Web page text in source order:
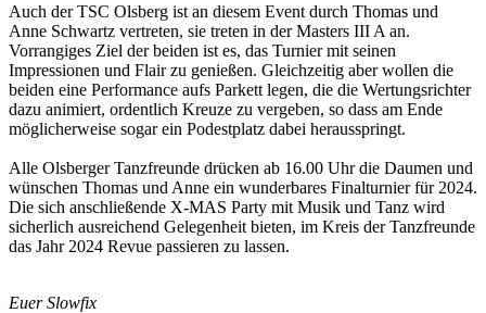
Auch der TSC Olsberg ist an diesem Event durch Thomas und
Anne Schwartz vertreten, sie treten in der Masters III A an.
Vorrangiges Ziel der beiden ist es, das Turnier mit seinen
Impressionen und Flair zu genießen. Gleichzeitig aber wollen die
beiden eine Performance aufs Parkett legen, die die Wertungsrichter
dazu animiert, ordentlich Kreuze zu vergeben, so dass am Ende
möglicherweise sogar ein Podestplatz dabei herausspringt.
Alle Olsberger Tanzfreunde drücken ab 16.00 Uhr die Daumen und
wünschen Thomas und Anne ein wunderbares Finalturnier für 2024.
Die sich anschließende X-MAS Party mit Musik und Tanz wird
sicherlich ausreichend Gelegenheit bieten, im Kreis der Tanzfreunde
das Jahr 2024 Revue passieren zu lassen.
Euer Slowfix